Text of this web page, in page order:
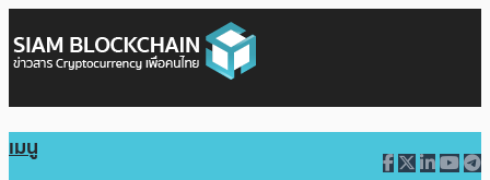
เมนู